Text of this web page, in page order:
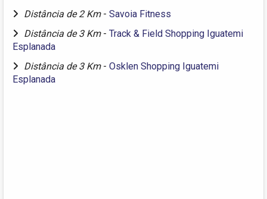
Distância de 2 Km - Savoia Fitness
Distância de 3 Km - Track & Field Shopping Iguatemi
Esplanada
Distância de 3 Km - Osklen Shopping Iguatemi
Esplanada